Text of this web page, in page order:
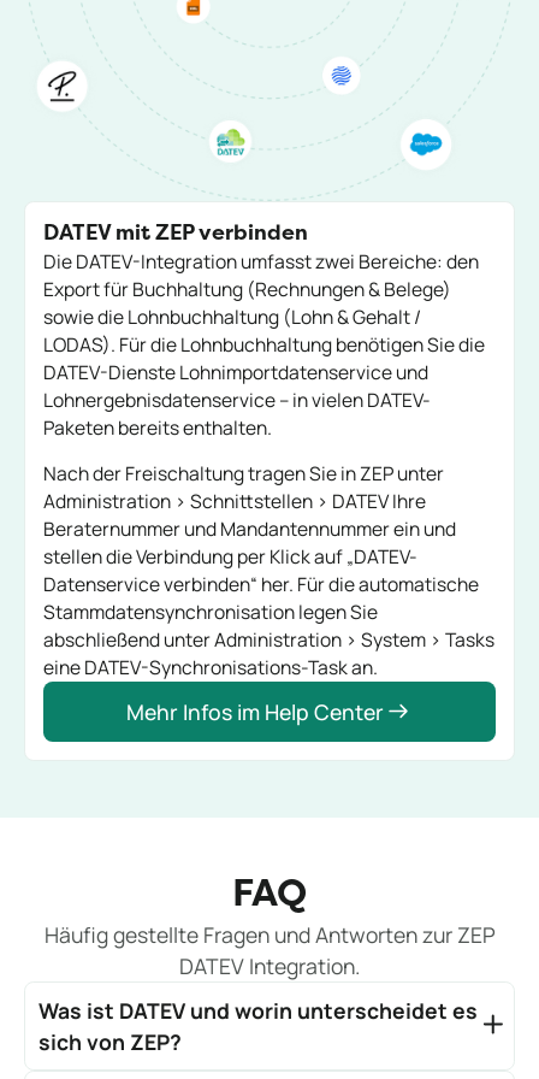
DATEV mit ZEP verbinden
Die DATEV-Integration umfasst zwei Bereiche: den
Export für Buchhaltung (Rechnungen & Belege)
sowie die Lohnbuchhaltung (Lohn & Gehalt /
LODAS). Für die Lohnbuchhaltung benötigen Sie die
DATEV-Dienste Lohnimportdatenservice und
Lohnergebnisdatenservice – in vielen DATEV-
Paketen bereits enthalten.
Nach der Freischaltung tragen Sie in ZEP unter
Administration > Schnittstellen > DATEVIhre
Beraternummer und Mandantennummer ein und
stellen die Verbindung per Klick auf „DATEV-
Datenservice verbinden“ her. Für die automatische
Stammdatensynchronisation legen Sie
abschließend unterAdministration > System > Tasks
eine DATEV-Synchronisations-Task an.
Mehr Infos im Help Center
FAQ
Häufig gestellte Fragen und Antworten zur ZEP
DATEV Integration.
Was ist DATEV und worin unterscheidet es
sich von ZEP?
DATEV ist der führende Anbieter für Buchhaltungs-,